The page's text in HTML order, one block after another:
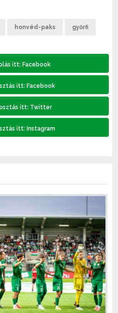
honvéd-paks győrfi